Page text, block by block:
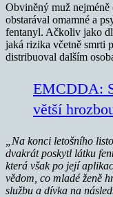
Obviněný muž
obstarával omamné a
fentanyl. Ačkoliv jako
jaká rizika včetně smrti
distribuoval dalším
EMCDDA:
větší
„Na konci letošního
dvakrát poskytl látku
která však po její
vědom, co mladé ženě
službu a dívka na